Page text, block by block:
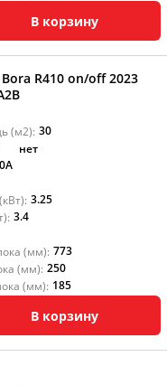
В корзину
R410 on/off 2023
(м2): 30
нет
3.25
3.4
(мм): 773
(мм): 250
(мм): 185
В корзину